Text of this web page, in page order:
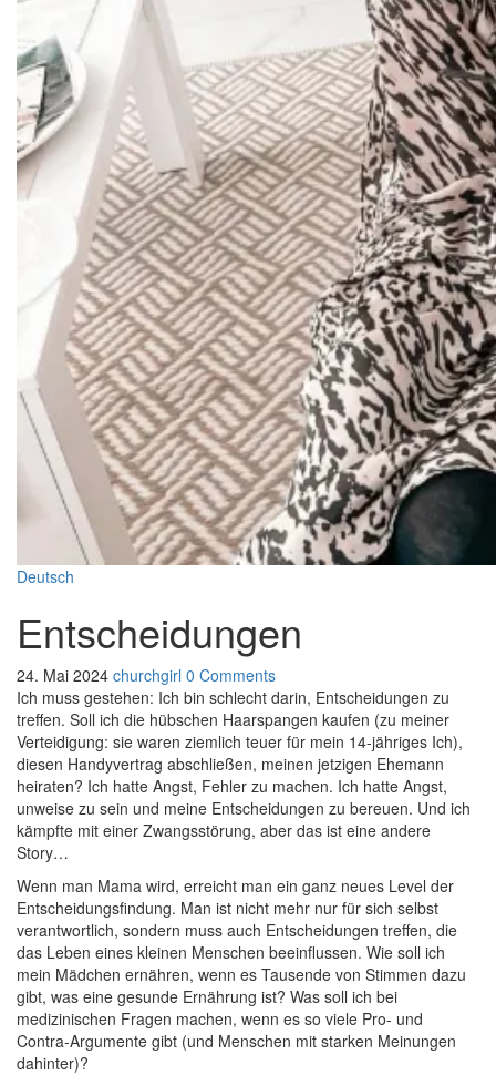
Deutsch
Entscheidungen
24. Mai 2024 churchgirl 0 Comments
Ich muss gestehen: Ich bin schlecht darin, Entscheidungen zu
treffen. Soll ich die hübschen Haarspangen kaufen (zu meiner
Verteidigung: sie waren ziemlich teuer für mein 14-jähriges Ich),
diesen Handyvertrag abschließen, meinen jetzigen Ehemann
heiraten? Ich hatte Angst, Fehler zu machen. Ich hatte Angst,
unweise zu sein und meine Entscheidungen zu bereuen. Und ich
kämpfte mit einer Zwangsstörung, aber das ist eine andere
Story…
Wenn man Mama wird, erreicht man ein ganz neues Level der
Entscheidungsfindung. Man ist nicht mehr nur für sich selbst
verantwortlich, sondern muss auch Entscheidungen treffen, die
das Leben eines kleinen Menschen beeinflussen. Wie soll ich
mein Mädchen ernähren, wenn es Tausende von Stimmen dazu
gibt, was eine gesunde Ernährung ist? Was soll ich bei
medizinischen Fragen machen, wenn es so viele Pro- und
Contra-Argumente gibt (und Menschen mit starken Meinungen
dahinter)?